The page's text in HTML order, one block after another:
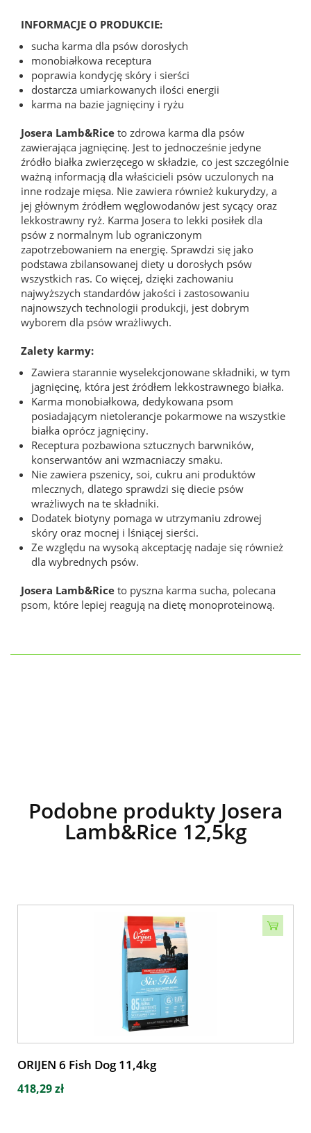
INFORMACJE O PRODUKCIE:
sucha karma dla psów dorosłych
monobiałkowa receptura
poprawia kondycję skóry i sierści
dostarcza umiarkowanych ilości energii
karma na bazie jagnięciny i ryżu
Josera Lamb&Rice to zdrowa karma dla psów
zawierająca jagnięcinę. Jest to jednocześnie jedyne
źródło białka zwierzęcego w składzie, co jest szczególnie
ważną informacją dla właścicieli psów uczulonych na
inne rodzaje mięsa. Nie zawiera również kukurydzy, a
jej głównym źródłem węglowodanów jest sycący oraz
lekkostrawny ryż. Karma Josera to lekki posiłek dla
psów z normalnym lub ograniczonym
zapotrzebowaniem na energię. Sprawdzi się jako
podstawa zbilansowanej diety u dorosłych psów
wszystkich ras. Co więcej, dzięki zachowaniu
najwyższych standardów jakości i zastosowaniu
najnowszych technologii produkcji, jest dobrym
wyborem dla psów wrażliwych.
Zalety karmy:
Zawiera starannie wyselekcjonowane składniki, w tym
jagnięcinę, która jest źródłem lekkostrawnego białka.
Karma monobiałkowa, dedykowana psom
posiadającym nietolerancje pokarmowe na wszystkie
białka oprócz jagnięciny.
Receptura pozbawiona sztucznych barwników,
konserwantów ani wzmacniaczy smaku.
Nie zawiera pszenicy, soi, cukru ani produktów
mlecznych, dlatego sprawdzi się diecie psów
wrażliwych na te składniki.
Dodatek biotyny pomaga w utrzymaniu zdrowej
skóry oraz mocnej i lśniącej sierści.
Ze względu na wysoką akceptację nadaje się również
dla wybrednych psów.
Josera Lamb&Rice to pyszna karma sucha, polecana
psom, które lepiej reagują na dietę monoproteinową.
Podobne produkty Josera
Lamb&Rice 12,5kg
ORIJEN 6 Fish Dog 11,4kg
418,29 zł